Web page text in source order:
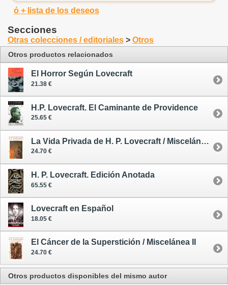
ó + lista de los deseos
Secciones
Otras colecciones / editoriales > Otros
Otros productos relacionados
El Horror Según Lovecraft
21.38 €
H.P. Lovecraft. El Caminante de Providence
25.65 €
La Vida Privada de H. P. Lovecraft / Miscelánea I
24.70 €
H. P. Lovecraft. Edición Anotada
65.55 €
Lovecraft en Español
18.05 €
El Cáncer de la Superstición / Miscelánea II
24.70 €
Otros productos disponibles del mismo autor